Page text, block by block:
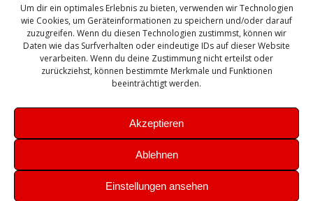
Um dir ein optimales Erlebnis zu bieten, verwenden wir Technologien
wie Cookies, um Geräteinformationen zu speichern und/oder darauf
zuzugreifen. Wenn du diesen Technologien zustimmst, können wir
Daten wie das Surfverhalten oder eindeutige IDs auf dieser Website
verarbeiten. Wenn du deine Zustimmung nicht erteilst oder
zurückziehst, können bestimmte Merkmale und Funktionen
beeinträchtigt werden.
Akzeptieren
Ablehnen
Einstellungen ansehen
Sanierung SBS Security Server Sicherheit
Sicherung SIEM Sophos SSL Ubuntu
Update Upgrade UTM VCenter VCSA Veeam
VMWare VPN WAZUH Windows
Zertifikat
Theme